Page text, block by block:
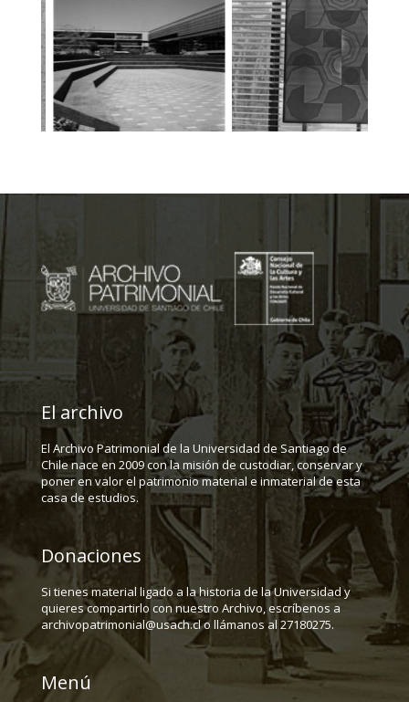
El archivo
El Archivo Patrimonial de la Universidad de Santiago de
Chile nace en 2009 con la misión de custodiar, conservar y
poner en valor el patrimonio material e inmaterial de esta
casa de estudios.
Donaciones
Si tienes material ligado a la historia de la Universidad y
quieres compartirlo con nuestro Archivo, escríbenos a
archivopatrimonial@usach.cl o llámanos al 27180275.
Menú